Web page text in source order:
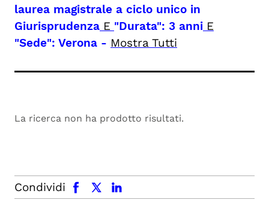
laurea magistrale a ciclo unico in
Giurisprudenza E "Durata": 3 anni E
"Sede": Verona - Mostra Tutti
La ricerca non ha prodotto risultati.
Condividi
facebook x.com linkedin